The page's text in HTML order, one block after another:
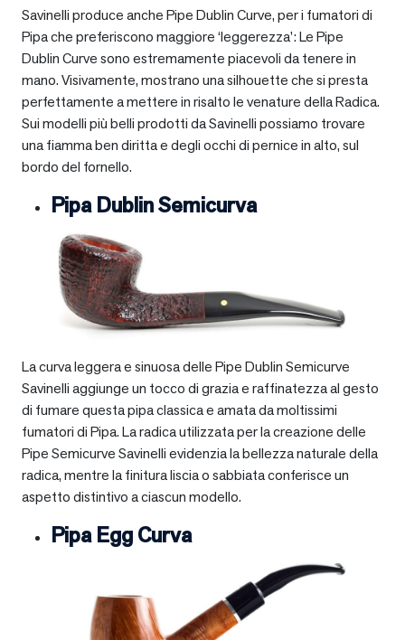
Savinelli produce anche Pipe Dublin Curve, per i fumatori di
Pipa che preferiscono maggiore ‘leggerezza’: Le Pipe
Dublin Curve sono estremamente piacevoli da tenere in
mano. Visivamente, mostrano una silhouette che si presta
perfettamente a mettere in risalto le venature della Radica.
Sui modelli più belli prodotti da Savinelli possiamo trovare
una fiamma ben diritta e degli occhi di pernice in alto, sul
bordo del fornello.
Pipa Dublin Semicurva
La curva leggera e sinuosa delle Pipe Dublin Semicurve
Savinelli aggiunge un tocco di grazia e raffinatezza al gesto
di fumare questa pipa classica e amata da moltissimi
fumatori di Pipa. La radica utilizzata per la creazione delle
Pipe Semicurve Savinelli evidenzia la bellezza naturale della
radica, mentre la finitura liscia o sabbiata conferisce un
aspetto distintivo a ciascun modello.
Pipa Egg Curva